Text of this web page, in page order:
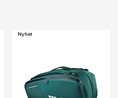
Nyhet